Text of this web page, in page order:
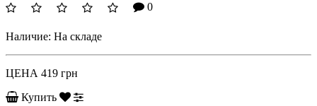
0
Наличие: На складе
ЦЕНА 419 грн
Купить